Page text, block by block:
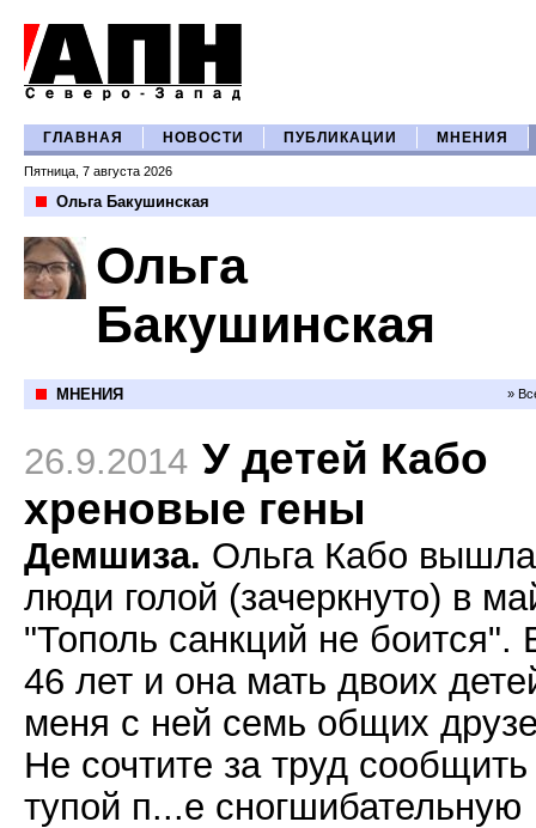
ГЛАВНАЯ НОВОСТИ ПУБЛИКАЦИИ МНЕНИЯ
Пятница, 7 августа 2026
Ольга Бакушинская
Ольга
Бакушинская
МНЕНИЯ »
26.9.2014 У детей Кабо
хреновые гены
Демшиза. Ольга Кабо
люди голой (зачеркнуто) в
"Тополь санкций не боится".
46 лет и она мать двоих
меня с ней семь общих
Не сочтите за труд сообщить
тупой п...е сногшибательную